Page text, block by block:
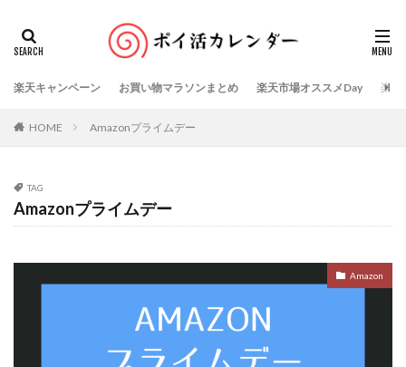
楽天キャンペーン お買い物マラソンまとめ 楽天市場オススメDay 楽天
HOME Amazonプライムデー
TAG
Amazonプライムデー
Amazon